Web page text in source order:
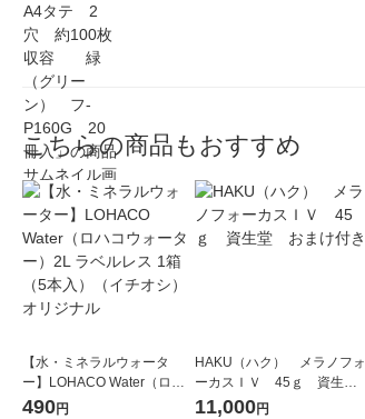
こちらの商品もおすすめ
【水・ミネラルウォータ
ー】LOHACO Water（ロハ
コウォーター）2L ラベルレ
490円
HAKU（ハク） メラノフォ
ーカスＩＶ 45ｇ 資生
堂 おまけ付き
11,000円